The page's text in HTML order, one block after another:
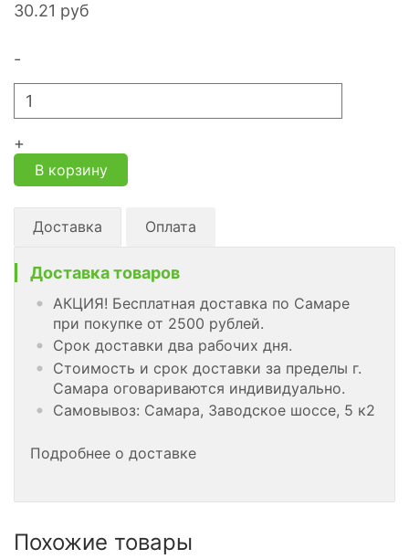
30.21 руб
-
+
В корзину
Доставка Оплата
Доставка товаров
АКЦИЯ! Бесплатная доставка по Самаре
при покупке от 2500 рублей.
Срок доставки два рабочих дня.
Стоимость и срок доставки за пределы г.
Самара оговариваются индивидуально.
Самовывоз: Самара, Заводское шоссе, 5 к2
Подробнее о доставке
Похожие товары